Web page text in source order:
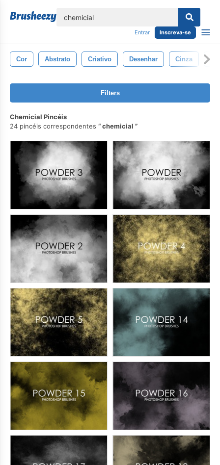
Entrar Inscreva-se
Cor Abstrato Criativo Desenhar Cinza
Filters
Chemicial Pincéis
24 pincéis correspondentes
chemicial